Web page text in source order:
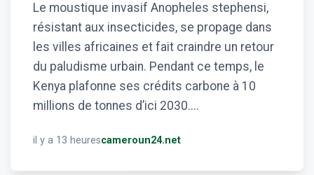
Le moustique invasif Anopheles stephensi,
résistant aux insecticides, se propage dans
les villes africaines et fait craindre un retour
du paludisme urbain. Pendant ce temps, le
Kenya plafonne ses crédits carbone à 10
millions de tonnes d’ici 2030....
il y a 13 heurescameroun24.net